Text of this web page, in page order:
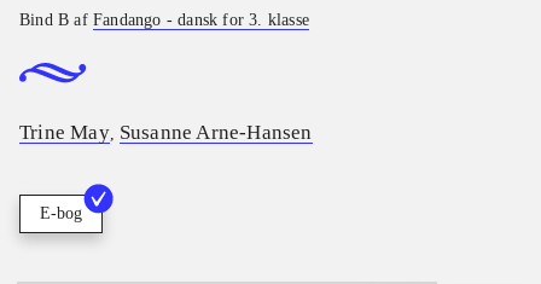
Bind B afFandango - dansk for 3. klasse
Trine May, Susanne Arne-Hansen
E-bog